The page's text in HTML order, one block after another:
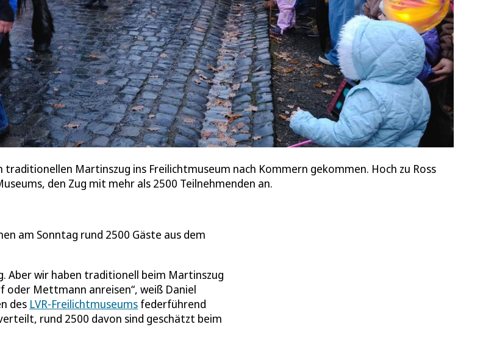
Martinszug ins Freilichtmuseum nach Kommern gekommen. Hoch zu Ross
den Zug mit mehr als 2500 Teilnehmenden an.
am Sonntag rund 2500 Gäste aus dem
Aber wir haben traditionell beim Martinszug
oder Mettmann anreisen“, weiß Daniel
des LVR-Freilichtmuseums federführend
rund 2500 davon sind geschätzt beim